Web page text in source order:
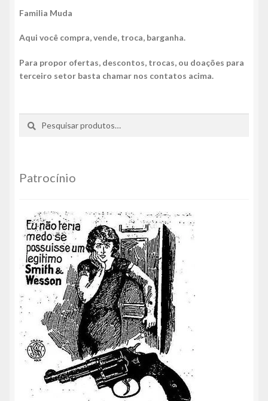
Familia Muda
Aqui você compra, vende, troca, barganha.
Para propor ofertas, descontos, trocas, ou doações para
terceiro setor basta chamar nos contatos acima.
por:
Patrocínio